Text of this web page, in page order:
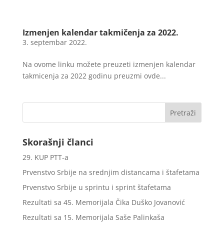
Izmenjen kalendar takmičenja za 2022.
3. septembar 2022.
Na ovome linku možete preuzeti izmenjen kalendar
takmicenja za 2022 godinu preuzmi ovde...
Skorašnji članci
29. KUP PTT-a
Prvenstvo Srbije na srednjim distancama i štafetama
Prvenstvo Srbije u sprintu i sprint štafetama
Rezultati sa 45. Memorijala Čika Duško Jovanović
Rezultati sa 15. Memorijala Saše Palinkaša